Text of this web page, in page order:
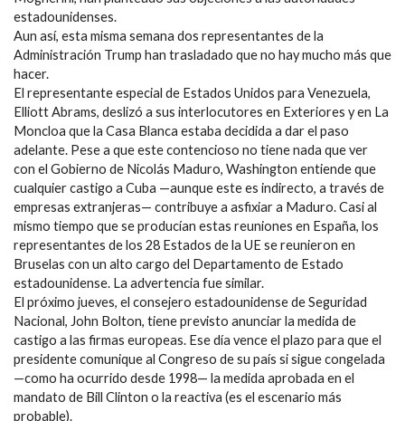
estadounidenses.
Aun así, esta misma semana dos representantes de la
Administración Trump han trasladado que no hay mucho más que
hacer.
El representante especial de Estados Unidos para Venezuela,
Elliott Abrams, deslizó a sus interlocutores en Exteriores y en La
Moncloa que la Casa Blanca estaba decidida a dar el paso
adelante. Pese a que este contencioso no tiene nada que ver
con el Gobierno de Nicolás Maduro, Washington entiende que
cualquier castigo a Cuba —aunque este es indirecto, a través de
empresas extranjeras— contribuye a asfixiar a Maduro. Casi al
mismo tiempo que se producían estas reuniones en España, los
representantes de los 28 Estados de la UE se reunieron en
Bruselas con un alto cargo del Departamento de Estado
estadounidense. La advertencia fue similar.
El próximo jueves, el consejero estadounidense de Seguridad
Nacional, John Bolton, tiene previsto anunciar la medida de
castigo a las firmas europeas. Ese día vence el plazo para que el
presidente comunique al Congreso de su país si sigue congelada
—como ha ocurrido desde 1998— la medida aprobada en el
mandato de Bill Clinton o la reactiva (es el escenario más
probable).